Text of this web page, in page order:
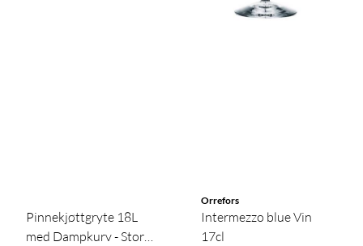
Pinnekjøttgryte 18L
med Dampkurv - Stor
Orrefors
Intermezzo blue Vin
17cl